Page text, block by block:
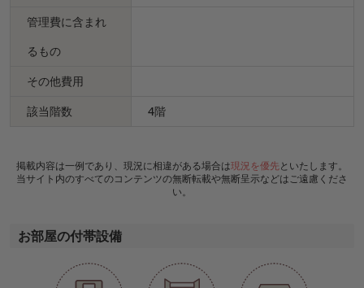
管理費に含まれ
るもの
その他費用
該当階数
4階
掲載内容は一例であり、現況に相違がある場合は現況を優先といたします。
当サイト内のすべてのコンテンツの無断転載や無断呈示などはご遠慮くださ
い。
お部屋の付帯設備